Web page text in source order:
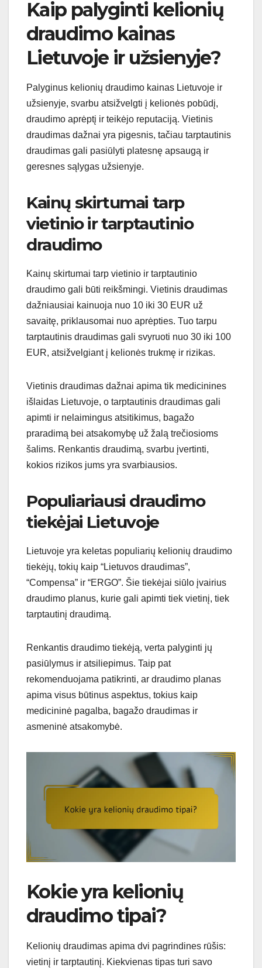
Kaip palyginti kelionių
draudimo kainas
Lietuvoje ir užsienyje?
Palyginus kelionių draudimo kainas Lietuvoje ir
užsienyje, svarbu atsižvelgti į kelionės pobūdį,
draudimo aprėptį ir teikėjo reputaciją. Vietinis
draudimas dažnai yra pigesnis, tačiau tarptautinis
draudimas gali pasiūlyti platesnę apsaugą ir
geresnes sąlygas užsienyje.
Kainų skirtumai tarp
vietinio ir tarptautinio
draudimo
Kainų skirtumai tarp vietinio ir tarptautinio
draudimo gali būti reikšmingi. Vietinis draudimas
dažniausiai kainuoja nuo 10 iki 30 EUR už
savaitę, priklausomai nuo aprėpties. Tuo tarpu
tarptautinis draudimas gali svyruoti nuo 30 iki 100
EUR, atsižvelgiant į kelionės trukmę ir rizikas.
Vietinis draudimas dažnai apima tik medicinines
išlaidas Lietuvoje, o tarptautinis draudimas gali
apimti ir nelaimingus atsitikimus, bagažo
praradimą bei atsakomybę už žalą trečiosioms
šalims. Renkantis draudimą, svarbu įvertinti,
kokios rizikos jums yra svarbiausios.
Populiariausi draudimo
tiekėjai Lietuvoje
Lietuvoje yra keletas populiarių kelionių draudimo
tiekėjų, tokių kaip “Lietuvos draudimas”,
“Compensa” ir “ERGO”. Šie tiekėjai siūlo įvairius
draudimo planus, kurie gali apimti tiek vietinį, tiek
tarptautinį draudimą.
Renkantis draudimo tiekėją, verta palyginti jų
pasiūlymus ir atsiliepimus. Taip pat
rekomenduojama patikrinti, ar draudimo planas
apima visus būtinus aspektus, tokius kaip
medicininė pagalba, bagažo draudimas ir
asmeninė atsakomybė.
Kokie yra kelionių
draudimo tipai?
Kelionių draudimas apima dvi pagrindines rūšis:
vietinį ir tarptautinį. Kiekvienas tipas turi savo